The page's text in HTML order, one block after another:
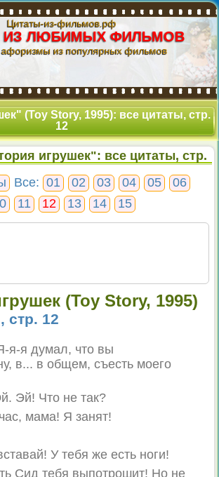
Цитаты-из-фильмов.рф
ИЗ ЛЮБИМЫХ ФИЛЬМОВ
из популярных фильмов
(Toy Story, 1995): все цитаты, стр.
12
игрушек": все цитаты, стр.
Все: 01 02 03 04 05
06
11 12 13 14 15
(Toy Story, 1995)
стр. 12
я-я думал, что вы
в... в общем, съесть моего
Эй! Что не так?
мама! Я занят!
У тебя же есть ноги!
Сид тебя выпотрошит! Но не